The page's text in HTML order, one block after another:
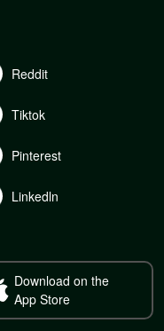
Reddit
Tiktok
Pinterest
Linkedln
Download on the
App Store